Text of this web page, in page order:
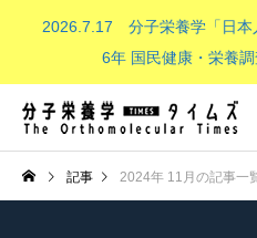
The Orthomolecular Times
分子栄養学とは 子供（成長期）
NEW POST
2026.7.17 分子栄養学「日本
6年 国民健康・栄養調
記事 2024年 11月の記事一